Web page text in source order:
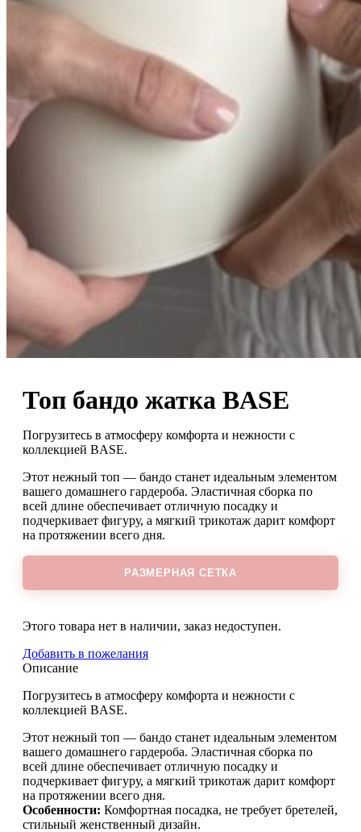
Топ бандо жатка BASE
Погрузитесь в атмосферу комфорта и нежности с
коллекцией BASE.
Этот нежный топ — бандо станет идеальным элементом
вашего домашнего гардероба. Эластичная сборка по
всей длине обеспечивает отличную посадку и
подчеркивает фигуру, а мягкий трикотаж дарит комфорт
на протяжении всего дня.
РАЗМЕРНАЯ СЕТКА
Этого товара нет в наличии, заказ недоступен.
Добавить в пожелания
Описание
Погрузитесь в атмосферу комфорта и нежности с
коллекцией BASE.
Этот нежный топ — бандо станет идеальным элементом
вашего домашнего гардероба. Эластичная сборка по
всей длине обеспечивает отличную посадку и
подчеркивает фигуру, а мягкий трикотаж дарит комфорт
на протяжении всего дня.
Особенности: Комфортная посадка, не требует бретелей,
стильный женственный дизайн.